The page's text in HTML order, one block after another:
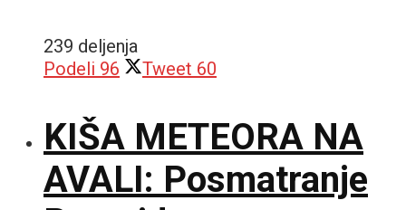
239 deljenja
Podeli 96 Tweet 60
KIŠA METEORA NA
AVALI: Posmatranje